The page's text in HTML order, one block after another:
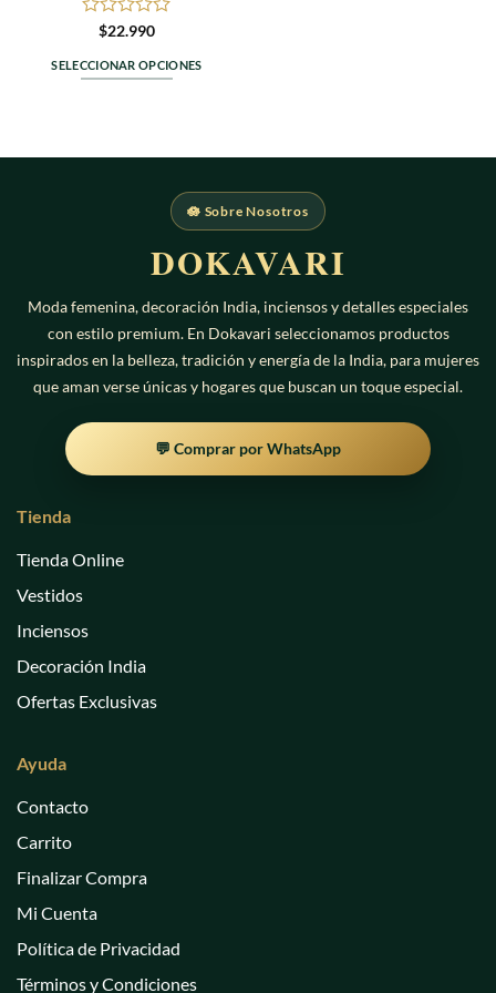
Valorado
0
de
$22.990
SELECCIONAR OPCIONES
múltiples
opciones
pueden
elegir
página
de
🪷 Sobre Nosotros
DOKAVARI
Moda femenina, decoración India, inciensos y detalles especiales
con estilo premium. En Dokavari seleccionamos productos
inspirados en la belleza, tradición y energía de la India, para mujeres
que aman verse únicas y hogares que buscan un toque especial.
💬 Comprar por WhatsApp
Tienda
Tienda Online
Vestidos
Inciensos
Decoración India
Ofertas Exclusivas
Ayuda
Contacto
Carrito
Finalizar Compra
Mi Cuenta
Política de Privacidad
Términos y Condiciones